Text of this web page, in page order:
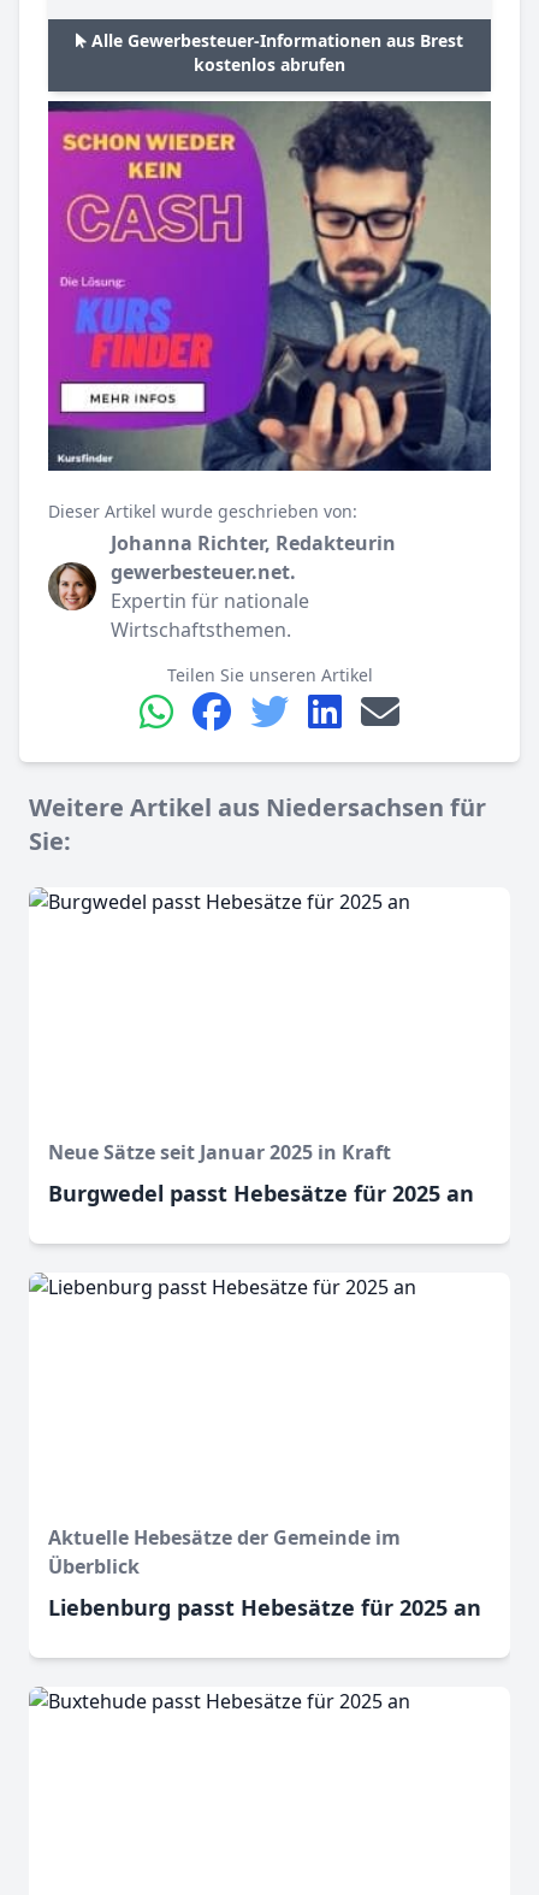
Alle Gewerbesteuer-Informationen aus Brest
kostenlos abrufen
Dieser Artikel wurde geschrieben von:
Johanna Richter, Redakteurin
gewerbesteuer.net.
Expertin für nationale
Wirtschaftsthemen.
Teilen Sie unseren Artikel
Weitere Artikel aus Niedersachsen für
Sie:
Neue Sätze seit Januar 2025 in Kraft
Burgwedel passt Hebesätze für 2025 an
Aktuelle Hebesätze der Gemeinde im
Überblick
Liebenburg passt Hebesätze für 2025 an